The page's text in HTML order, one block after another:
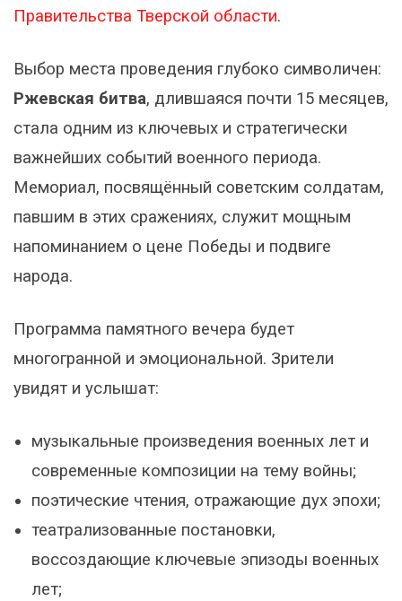
Правительства Тверской области.
Выбор места проведения глубоко символичен:
Ржевская битва, длившаяся почти 15 месяцев,
стала одним из ключевых и стратегически
важнейших событий военного периода.
Мемориал, посвящённый советским солдатам,
павшим в этих сражениях, служит мощным
напоминанием о цене Победы и подвиге
народа.
Программа памятного вечера будет
многогранной и эмоциональной. Зрители
увидят и услышат:
музыкальные произведения военных лет и
современные композиции на тему войны;
поэтические чтения, отражающие дух эпохи;
театрализованные постановки,
воссоздающие ключевые эпизоды военных
лет;